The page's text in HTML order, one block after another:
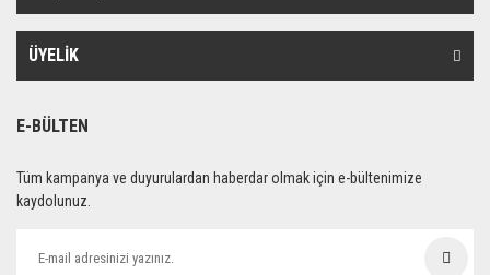
ÜYELİK
E-BÜLTEN
Tüm kampanya ve duyurulardan haberdar olmak için e-bültenimize
kaydolunuz.